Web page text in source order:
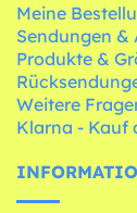
Meine
Sendungen &
Produkte &
Weitere
Klarna - Kauf